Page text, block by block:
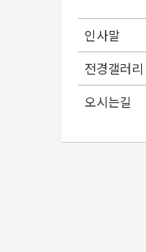
인사말
전경갤러리
오시는길